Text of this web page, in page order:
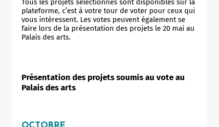
Tous les projets sélectionnés sont disponibles sur la
plateforme, c’est à votre tour de voter pour ceux qui
vous intéressent. Les votes peuvent également se
faire lors de la présentation des projets le 20 mai au
Palais des arts.
Présentation des projets soumis au vote au
Palais des arts